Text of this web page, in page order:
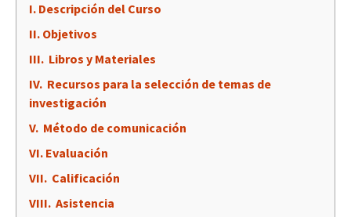
I. Descripción del Curso
II. Objetivos
III. Libros y Materiales
IV. Recursos para la selección de temas de
investigación
V. Método de comunicación
VI. Evaluación
VII. Calificación
VIII. Asistencia